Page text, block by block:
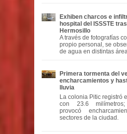
Exhiben charcos e
hospital del ISSSTE
Hermosillo
A través de fotografías
propio personal, se
de agua en distintas
Primera tormenta del
encharcamientos y
lluvia
La colonia Pitic registró
con 23.6
provocó
sectores de la ciudad.